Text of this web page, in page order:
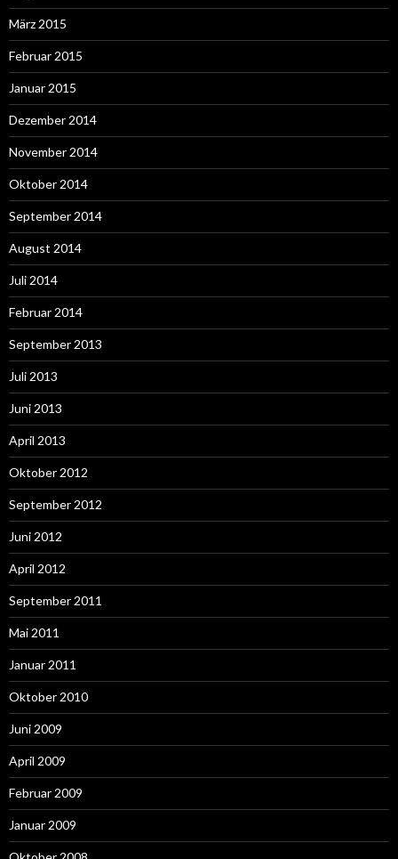
März 2015
Februar 2015
Januar 2015
Dezember 2014
November 2014
Oktober 2014
September 2014
August 2014
Juli 2014
Februar 2014
September 2013
Juli 2013
Juni 2013
April 2013
Oktober 2012
September 2012
Juni 2012
April 2012
September 2011
Mai 2011
Januar 2011
Oktober 2010
Juni 2009
April 2009
Februar 2009
Januar 2009